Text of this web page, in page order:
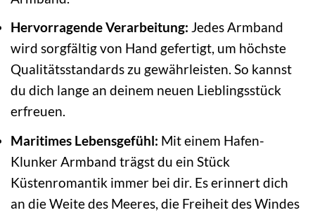
Hervorragende Verarbeitung: Jedes Armband
wird sorgfältig von Hand gefertigt, um höchste
Qualitätsstandards zu gewährleisten. So kannst
du dich lange an deinem neuen Lieblingsstück
erfreuen.
Maritimes Lebensgefühl: Mit einem Hafen-
Klunker Armband trägst du ein Stück
Küstenromantik immer bei dir. Es erinnert dich
an die Weite des Meeres, die Freiheit des Windes